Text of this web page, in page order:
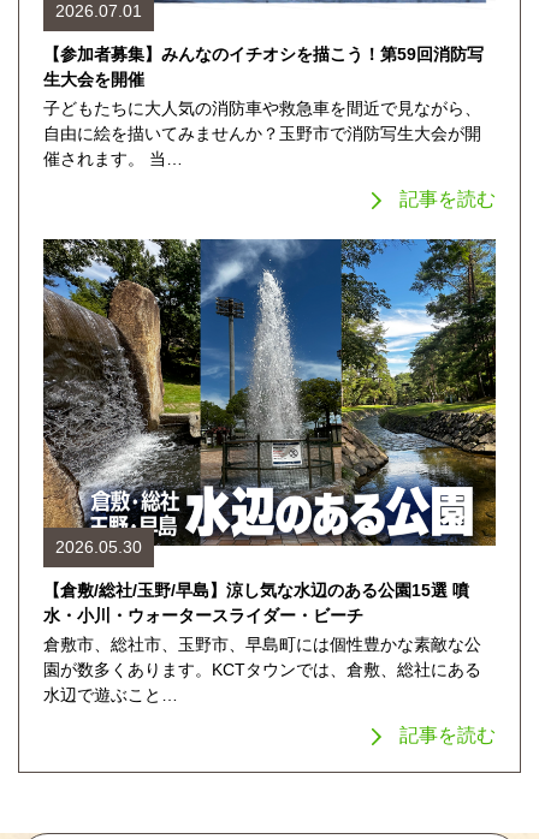
2026.07.01
【参加者募集】みんなのイチオシを描こう！第59回消防写
生大会を開催
子どもたちに大人気の消防車や救急車を間近で見ながら、
自由に絵を描いてみませんか？玉野市で消防写生大会が開
催されます。 当…
記事を読む
2026.05.30
【倉敷/総社/玉野/早島】涼し気な水辺のある公園15選 噴
水・小川・ウォータースライダー・ビーチ
倉敷市、総社市、玉野市、早島町には個性豊かな素敵な公
園が数多くあります。KCTタウンでは、倉敷、総社にある
水辺で遊ぶこと…
記事を読む